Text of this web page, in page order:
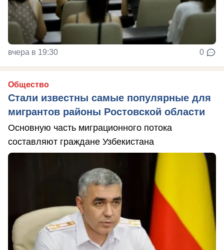
вчера в 19:30 0
Общество
Стали известны самые популярные для
мигрантов районы Ростовской области
Основную часть миграционного потока
составляют граждане Узбекистана